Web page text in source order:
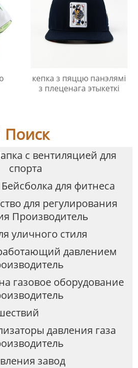
кепка з пяццю панэлямі
з плеценага этыкеткі
Поиск
с вентиляцией для
спорта
для фитнеса
для регулирования
Производитель
уличного стиля
давлением
газовое оборудование
давления газа
завод